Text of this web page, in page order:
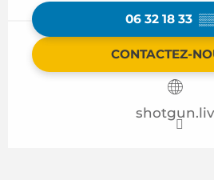
06 32 18 33
CONTACTEZ-